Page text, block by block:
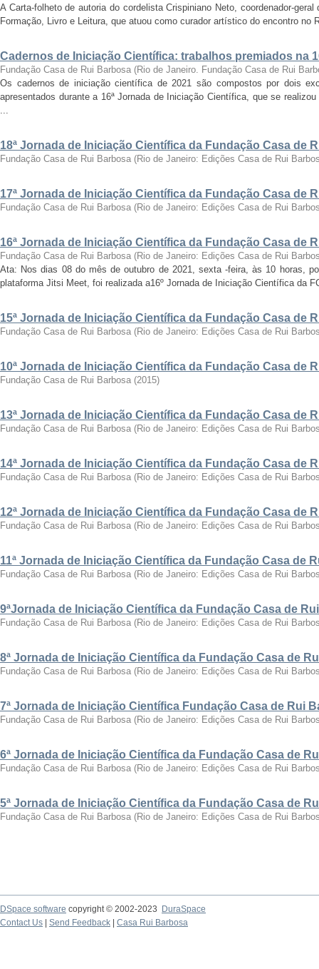
A Carta-folheto de autoria do cordelista Crispiniano Neto, coordenador-
Formação, Livro e Leitura, que atuou como curador artístico do encontro no
Cadernos de Iniciação Científica: trabalhos premiados na
Fundação Casa de Rui Barbosa (Rio de Janeiro. Fundação Casa de Rui
Os cadernos de iniciação científica de 2021 são compostos por dois
apresentados durante a 16ª Jornada de Iniciação Científica, que se
...
18ª Jornada de Iniciação Científica da Fundação Casa de
Fundação Casa de Rui Barbosa (Rio de Janeiro: Edições Casa de Rui
17ª Jornada de Iniciação Científica da Fundação Casa de
Fundação Casa de Rui Barbosa (Rio de Janeiro: Edições Casa de Rui
16ª Jornada de Iniciação Científica da Fundação Casa de
Fundação Casa de Rui Barbosa (Rio de Janeiro: Edições Casa de Rui
Ata: Nos dias 08 do mês de outubro de 2021, sexta -feira, às 10 horas,
plataforma Jitsi Meet, foi realizada a16º Jornada de Iniciação Científica da
15ª Jornada de Iniciação Científica da Fundação Casa de
Fundação Casa de Rui Barbosa (Rio de Janeiro: Edições Casa de Rui
10ª Jornada de Iniciação Científica da Fundação Casa de
Fundação Casa de Rui Barbosa (2015)
13ª Jornada de Iniciação Científica da Fundação Casa de
Fundação Casa de Rui Barbosa (Rio de Janeiro: Edições Casa de Rui
14ª Jornada de Iniciação Científica da Fundação Casa de
Fundação Casa de Rui Barbosa (Rio de Janeiro: Edições Casa de Rui
12ª Jornada de Iniciação Científica da Fundação Casa de
Fundação Casa de Rui Barbosa (Rio de Janeiro: Edições Casa de Rui
11ª Jornada de Iniciação Científica da Fundação Casa de
Fundação Casa de Rui Barbosa (Rio de Janeiro: Edições Casa de Rui
9ªJornada de Iniciação Científica da Fundação Casa de
Fundação Casa de Rui Barbosa (Rio de Janeiro: Edições Casa de Rui
8ª Jornada de Iniciação Científica da Fundação Casa de
Fundação Casa de Rui Barbosa (Rio de Janeiro: Edições Casa de Rui
7ª Jornada de Iniciação Científica Fundação Casa de Rui
Fundação Casa de Rui Barbosa (Rio de Janeiro: Edições Casa de Rui
6ª Jornada de Iniciação Científica da Fundação Casa de
Fundação Casa de Rui Barbosa (Rio de Janeiro: Edições Casa de Rui
5ª Jornada de Iniciação Científica da Fundação Casa de
Fundação Casa de Rui Barbosa (Rio de Janeiro: Edições Casa de Rui
DSpace software copyright © 2002-2023
DuraSpace
Contact Us
Send Feedback Casa Rui Barbosa